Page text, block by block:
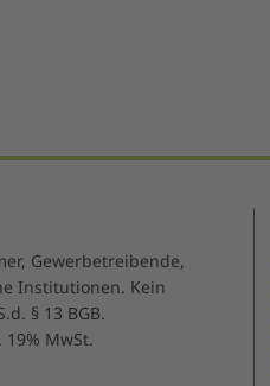
Gewerbetreibende,
Institutionen. Kein
§ 13 BGB.
MwSt.